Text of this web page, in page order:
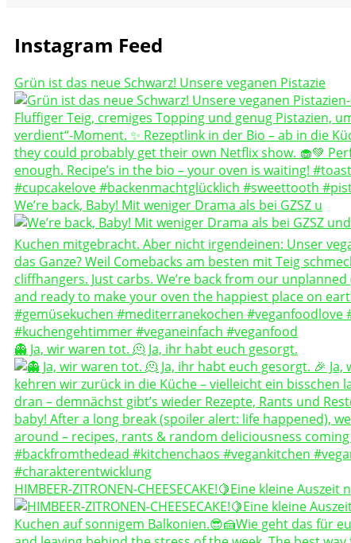
Instagram Feed
Grün ist das neue Schwarz! Unsere veganen Pistazie
We’re back, Baby! Mit weniger Drama als bei GZSZ u
👻 Ja, wir waren tot. 🫠 Ja, ihr habt euch gesorgt.
HIMBEER-ZITRONEN-CHEESECAKE!🍋Eine kleine Auszeit n